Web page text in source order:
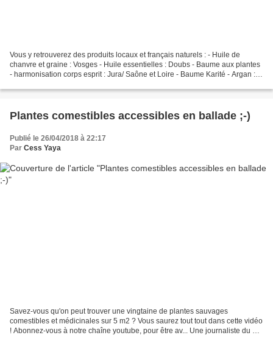
Vous y retrouverez des produits locaux et français naturels : - Huile de
chanvre et graine : Vosges - Huile essentielles : Doubs - Baume aux plantes
- harmonisation corps esprit : Jura/ Saône et Loire - Baume Karité - Argan :
Plantes comestibles accessibles en ballade ;-)
Publié le 26/04/2018 à 22:17
Par Cess Yaya
Savez-vous qu'on peut trouver une vingtaine de plantes sauvages
comestibles et médicinales sur 5 m2 ? Vous saurez tout tout dans cette vidéo
! Abonnez-vous à notre chaîne youtube, pour être av... Une journaliste du Le